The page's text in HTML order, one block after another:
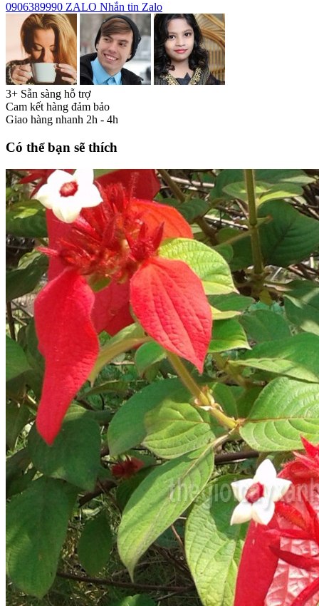
0906389990 ZALO Nhắn tin Zalo
3+ Sẵn sàng hỗ trợ
Cam kết hàng đảm bảo
Giao hàng nhanh 2h - 4h
Có thể bạn sẽ thích